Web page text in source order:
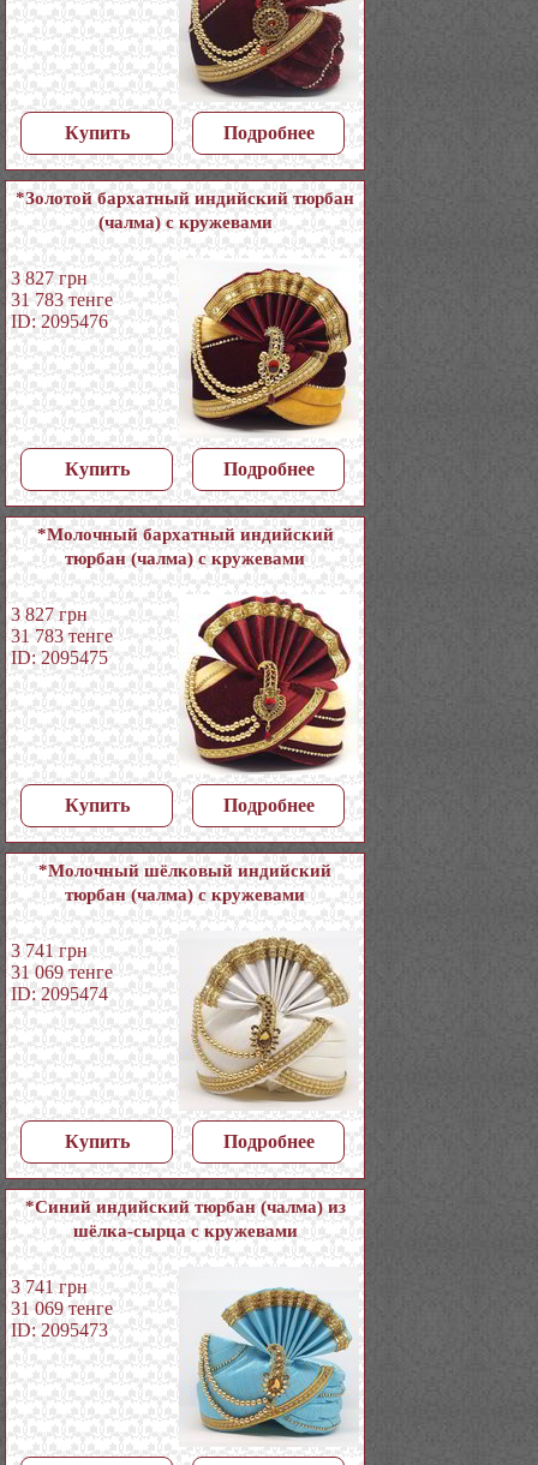
Купить Подробнее
*Золотой бархатный индийский тюрбан
(чалма) с кружевами
3 827 грн
31 783 тенге
ID: 2095476
Купить Подробнее
*Молочный бархатный индийский
тюрбан (чалма) с кружевами
3 827 грн
31 783 тенге
ID: 2095475
Купить Подробнее
*Молочный шёлковый индийский
тюрбан (чалма) с кружевами
3 741 грн
31 069 тенге
ID: 2095474
Купить Подробнее
*Синий индийский тюрбан (чалма) из
шёлка-сырца с кружевами
3 741 грн
31 069 тенге
ID: 2095473